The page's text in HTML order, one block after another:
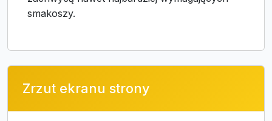
smakoszy.
Zrzut ekranu strony